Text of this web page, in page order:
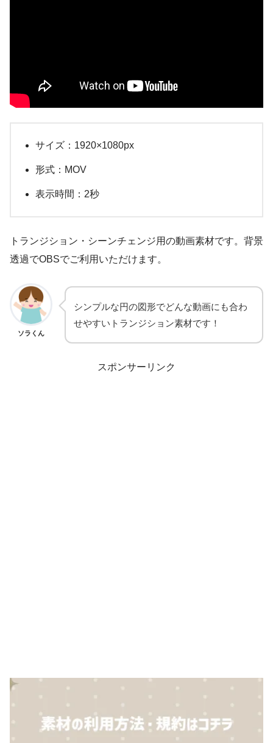
サイズ：1920×1080px
形式：MOV
表示時間：2秒
トランジション・シーンチェンジ用の動画素材です。背景
透過でOBSでご利用いただけます。
ソラくん
シンプルな円の図形でどんな動画にも合わ
せやすいトランジション素材です！
スポンサーリンク